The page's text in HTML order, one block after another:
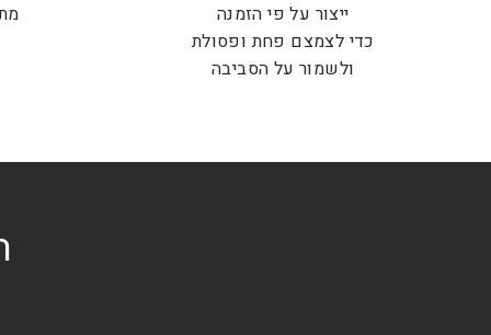
ייצור על פי הזמנה
כדי לצמצם פחת ופסולת
ולשמור על הסביבה